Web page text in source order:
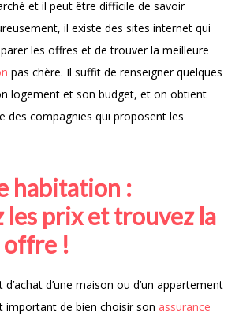
et il peut être difficile de savoir
il existe des sites internet qui
les offres et de trouver la meilleure
pas chère. Il suffit de renseigner quelques
logement et son budget, et on obtient
des compagnies qui proposent les
habitation :
les prix et trouvez la
offre !
d’une maison ou d’un appartement
important de bien choisir son assurance